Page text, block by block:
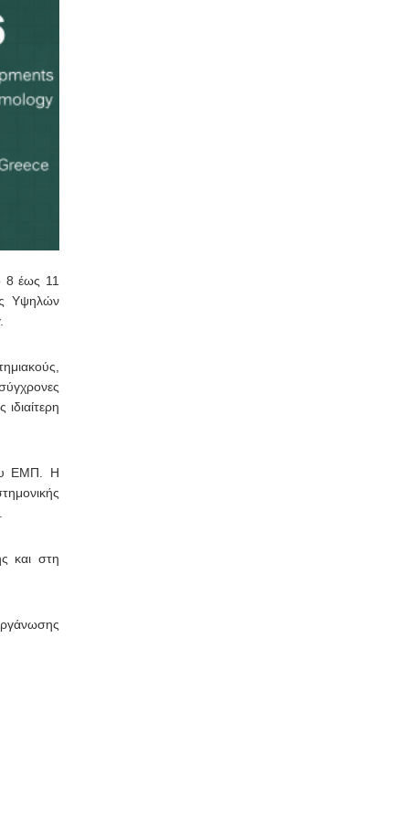
8 έως 11
Υψηλών
ΕΜΠ. Η
και στη